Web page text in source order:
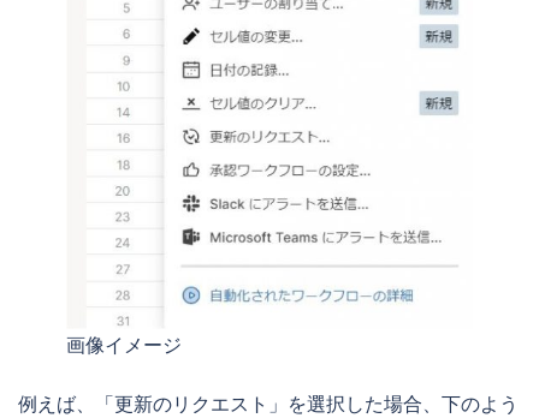
画像イメージ
例えば、「更新のリクエスト」を選択した場合、下のよう